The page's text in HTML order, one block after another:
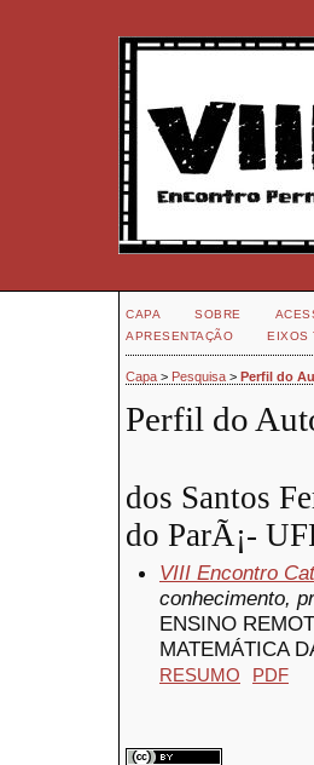
CAPA SOBRE
APRESENTAÇÃO
EIXOS
Capa > Pesquisa > Perfil do
Perfil do
dos Santos
do ParÃ¡-
VIII Encontro
conhecimento,
ENSINO
MATEMÁTICA
RESUMO PDF